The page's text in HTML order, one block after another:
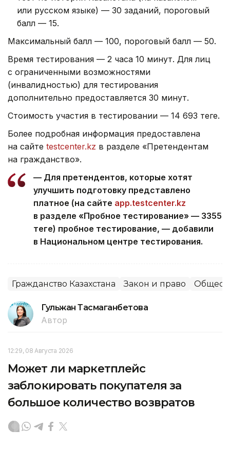
или русском языке) — 30 заданий, пороговый
балл — 15.
Максимальный балл — 100, пороговый балл — 50.
Время тестирования — 2 часа 10 минут. Для лиц
с ограниченными возможностями
(инвалидностью) для тестирования
дополнительно предоставляется 30 минут.
Стоимость участия в тестировании — 14 693 теңге.
Более подробная информация предоставлена
на сайте testcenter.kz в разделе «Претендентам
на гражданство».
— Для претендентов, которые хотят
улучшить подготовку представлено
платное (на сайте app.testcenter.kz
в разделе «Пробное тестирование» — 3355
теңге) пробное тестирование, — добавили
в Национальном центре тестирования.
Гражданство Казахстана Закон и право
Гульжан Тасмаганбетова
Автор
12:29, 08 Августа 2026
Может ли маркетплейс
заблокировать покупателя за
большое количество возвратов